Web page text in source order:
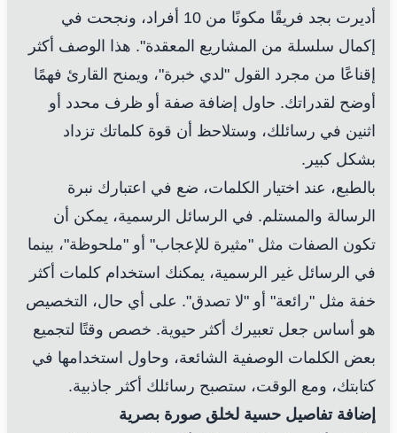
أديرت بجد فريقًا مكونًا من 10 أفراد، ونجحت في
إكمال سلسلة من المشاريع المعقدة". هذا الوصف أكثر
إقناعًا من مجرد القول "لدي خبرة"، ويمنح القارئ فهمًا
أوضح لقدراتك. حاول إضافة صفة أو ظرف محدد أو
اثنين في رسائلك، وستلاحظ أن قوة كلماتك تزداد
بشكل كبير.
بالطبع، عند اختيار الكلمات، ضع في اعتبارك نبرة
الرسالة والمستلم. في الرسائل الرسمية، يمكن أن
تكون الصفات مثل "مثيرة للإعجاب" أو "ملحوظة"، بينما
في الرسائل غير الرسمية، يمكنك استخدام كلمات أكثر
خفة مثل "رائعة" أو "لا تصدق". على أي حال، التخصيص
هو أساس جعل تعبيرك أكثر حيوية. خصص وقتًا لتجميع
بعض الكلمات الوصفية الشائعة، وحاول استخدامها في
كتابتك، ومع الوقت، ستصبح رسائلك أكثر جاذبية.
إضافة تفاصيل حسية لخلق صورة بصرية